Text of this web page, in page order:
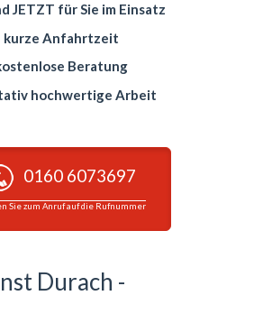
JETZT für Sie im Einsatz
kurze Anfahrtzeit
Beratung
hochwertige Arbeit
0160 6073697
Sie zum Anruf auf die Rufnummer
Durach -